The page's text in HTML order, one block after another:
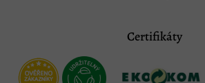
Certifikáty